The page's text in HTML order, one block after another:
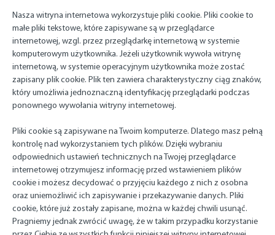
Nasza witryna internetowa wykorzystuje pliki cookie. Pliki cookie to
małe pliki tekstowe, które zapisywane są w przeglądarce
internetowej, wzgl. przez przeglądarkę internetową w systemie
komputerowym użytkownika. Jeżeli użytkownik wywoła witrynę
internetową, w systemie operacyjnym użytkownika może zostać
zapisany plik cookie. Plik ten zawiera charakterystyczny ciąg znaków,
który umożliwia jednoznaczną identyfikację przeglądarki podczas
ponownego wywołania witryny internetowej.
Pliki cookie są zapisywane na Twoim komputerze. Dlatego masz pełną
kontrolę nad wykorzystaniem tych plików. Dzięki wybraniu
odpowiednich ustawień technicznych na Twojej przeglądarce
internetowej otrzymujesz informację przed wstawieniem plików
cookie i możesz decydować o przyjęciu każdego z nich z osobna
oraz uniemożliwić ich zapisywanie i przekazywanie danych. Pliki
cookie, które już zostały zapisane, można w każdej chwili usunąć.
Pragniemy jednak zwrócić uwagę, że w takim przypadku korzystanie